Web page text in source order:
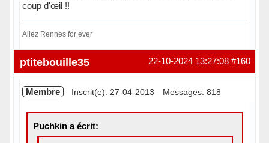
coup d'œil !!
Allez Rennes for ever
Hors ligne #160
22-10-2024 13:27:08
ptitebouille35
Membre Inscrit(e): 27-04-2013 Messages: 818
Puchkin a écrit: